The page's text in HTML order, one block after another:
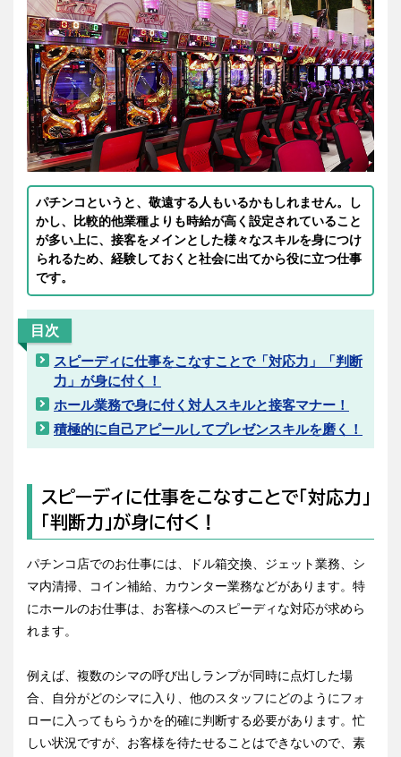
パチンコというと、敬遠する人もいるかもしれません。し
かし、比較的他業種よりも時給が高く設定されていること
が多い上に、接客をメインとした様々なスキルを身につけ
られるため、経験しておくと社会に出てから役に立つ仕事
です。
目次
スピーディに仕事をこなすことで「対応力」「判断
力」が身に付く！
ホール業務で身に付く対人スキルと接客マナー！
積極的に自己アピールしてプレゼンスキルを磨く！
スピーディに仕事をこなすことで「対応力」
「判断力」が身に付く！
パチンコ店でのお仕事には、ドル箱交換、ジェット業務、シ
マ内清掃、コイン補給、カウンター業務などがあります。特
にホールのお仕事は、お客様へのスピーディな対応が求めら
れます。
例えば、複数のシマの呼び出しランプが同時に点灯した場
合、自分がどのシマに入り、他のスタッフにどのようにフォ
ローに入ってもらうかを的確に判断する必要があります。忙
しい状況ですが、お客様を待たせることはできないので、素